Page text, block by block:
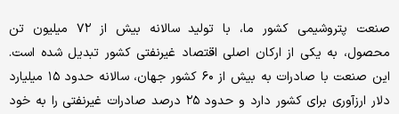
صنعت پتروشیمی کشور ما، با تولید سالانه بیش از ۷۲ میلیون تن
محصول، به یکی از ارکان اصلی اقتصاد غیرنفتی کشور تبدیل شده است.
این صنعت با صادرات به بیش از ۶۰ کشور جهان، سالانه حدود ۱۵ میلیارد
دلار ارزآوری برای کشور دارد و حدود ۲۵ درصد صادرات غیرنفتی را به خود